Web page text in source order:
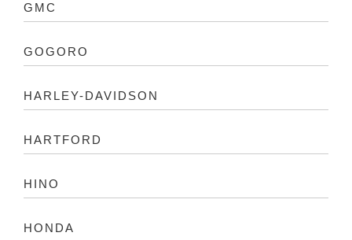
GMC
GOGORO
HARLEY-DAVIDSON
HARTFORD
HINO
HONDA